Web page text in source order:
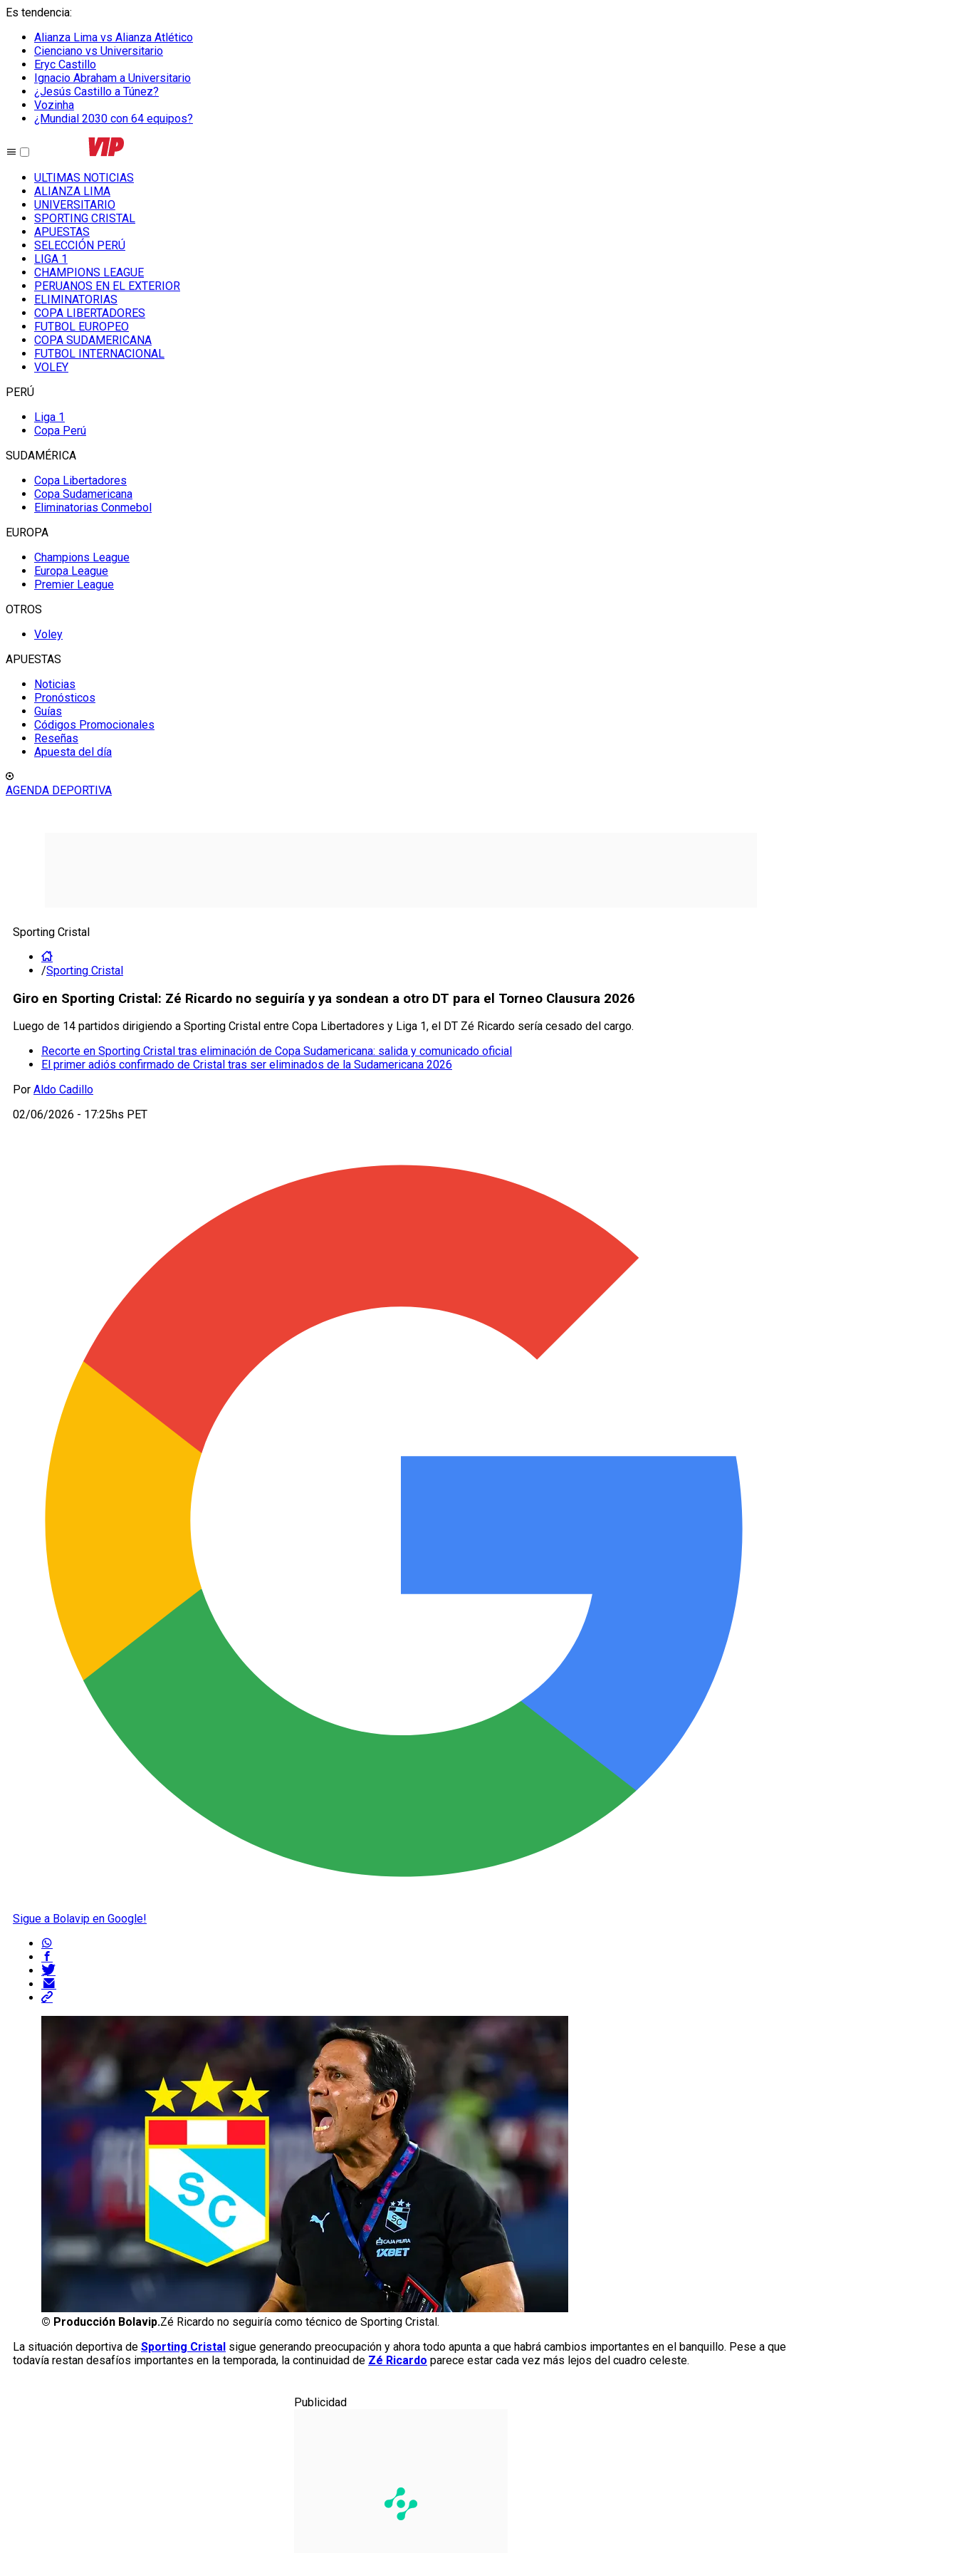
Es tendencia:
Alianza Lima vs Alianza Atlético
Cienciano vs Universitario
Eryc Castillo
Ignacio Abraham a Universitario
¿Jesús Castillo a Túnez?
Vozinha
¿Mundial 2030 con 64 equipos?
ULTIMAS NOTICIAS
ALIANZA LIMA
UNIVERSITARIO
SPORTING CRISTAL
APUESTAS
SELECCIÓN PERÚ
LIGA 1
CHAMPIONS LEAGUE
PERUANOS EN EL EXTERIOR
ELIMINATORIAS
COPA LIBERTADORES
FUTBOL EUROPEO
COPA SUDAMERICANA
FUTBOL INTERNACIONAL
VOLEY
PERÚ
Liga 1
Copa Perú
SUDAMÉRICA
Copa Libertadores
Copa Sudamericana
Eliminatorias Conmebol
EUROPA
Champions League
Europa League
Premier League
OTROS
Voley
APUESTAS
Noticias
Pronósticos
Guías
Códigos Promocionales
Reseñas
Apuesta del día
AGENDA DEPORTIVA
Sporting Cristal
/Sporting Cristal
Giro en Sporting Cristal: Zé Ricardo no seguiría y ya sondean a otro DT para el Torneo Clausura 2026
Luego de 14 partidos dirigiendo a Sporting Cristal entre Copa Libertadores y Liga 1, el DT Zé Ricardo sería cesado del cargo.
Recorte en Sporting Cristal tras eliminación de Copa Sudamericana: salida y comunicado oficial
El primer adiós confirmado de Cristal tras ser eliminados de la Sudamericana 2026
Por Aldo Cadillo
02/06/2026 - 17:25hs PET
Sigue a Bolavip en Google!
© Producción Bolavip.Zé Ricardo no seguiría como técnico de Sporting Cristal.
La situación deportiva de Sporting Cristal sigue generando preocupación y ahora todo apunta a que habrá cambios importantes en el banquillo. Pese a que
todavía restan desafíos importantes en la temporada, la continuidad de Zé Ricardo parece estar cada vez más lejos del cuadro celeste.
Publicidad